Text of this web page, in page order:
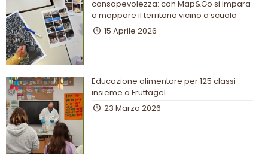
consapevolezza: con Map&Go si impara
a mappare il territorio vicino a scuola
15 Aprile 2026
Educazione alimentare per 125 classi
insieme a Fruttagel
23 Marzo 2026